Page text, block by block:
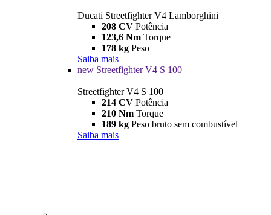
Ducati Streetfighter V4 Lamborghini
208 CV Potência
123,6 Nm Torque
178 kg Peso
Saiba mais
new Streetfighter V4 S 100
Streetfighter V4 S 100
214 CV Potência
210 Nm Torque
189 kg Peso bruto sem combustível
Saiba mais